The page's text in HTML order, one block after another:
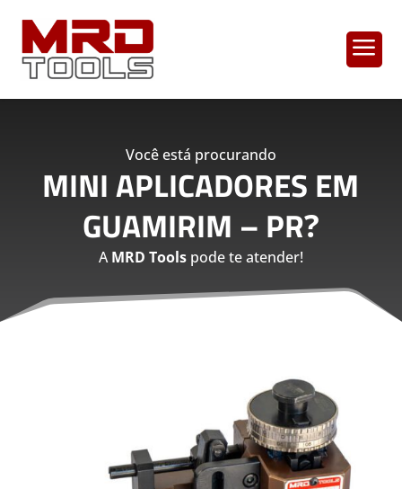
a
Você está procurando
MINI APLICADORES EM
GUAMIRIM – PR?
AMRD Toolspode te atender!